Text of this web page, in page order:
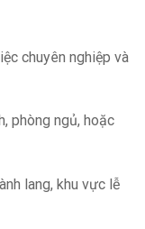
chuyên nghiệp và
phòng ngủ, hoặc
lang, khu vực lễ